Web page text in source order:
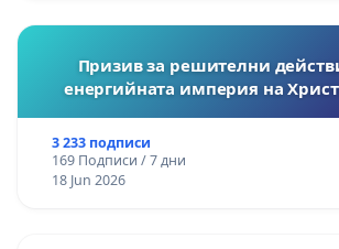
Призив за решителни
енергийната империя на
3 233 подписи
169 Подписи / 7 дни
18 Jun 2026